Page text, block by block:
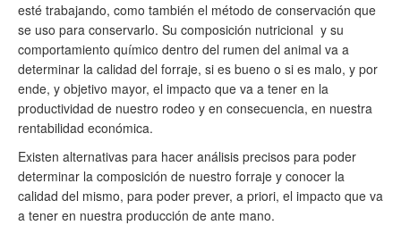
esté trabajando, como también el método de conservación que
se uso para conservarlo. Su composición nutricional y su
comportamiento químico dentro del rumen del animal va a
determinar la calidad del forraje, si es bueno o si es malo, y por
ende, y objetivo mayor, el impacto que va a tener en la
productividad de nuestro rodeo y en consecuencia, en nuestra
rentabilidad económica.
Existen alternativas para hacer análisis precisos para poder
determinar la composición de nuestro forraje y conocer la
calidad del mismo, para poder prever, a priori, el impacto que va
a tener en nuestra producción de ante mano.